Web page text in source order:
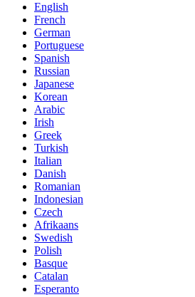
English
French
German
Portuguese
Spanish
Russian
Japanese
Korean
Arabic
Irish
Greek
Turkish
Italian
Danish
Romanian
Indonesian
Czech
Afrikaans
Swedish
Polish
Basque
Catalan
Esperanto